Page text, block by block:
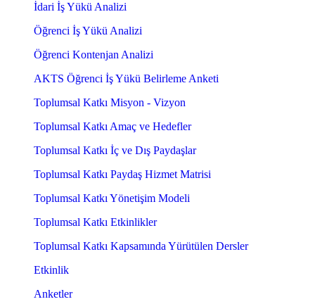
İdari İş Yükü Analizi
Öğrenci İş Yükü Analizi
Öğrenci Kontenjan Analizi
AKTS Öğrenci İş Yükü Belirleme Anketi
Toplumsal Katkı Misyon - Vizyon
Toplumsal Katkı Amaç ve Hedefler
Toplumsal Katkı İç ve Dış Paydaşlar
Toplumsal Katkı Paydaş Hizmet Matrisi
Toplumsal Katkı Yönetişim Modeli
Toplumsal Katkı Etkinlikler
Toplumsal Katkı Kapsamında Yürütülen Dersler
Etkinlik
Anketler